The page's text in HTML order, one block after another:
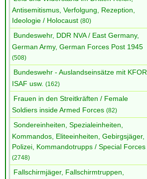
Antisemitismus, Verfolgung, Rezeption,
Ideologie / Holocaust (80)
Bundeswehr, DDR NVA / East Germany,
German Army, German Forces Post 1945
(508)
Bundeswehr - Auslandseinsätze mit KFOR,
ISAF usw. (162)
Frauen in den Streitkräften / Female
Soldiers inside Armed Forces (82)
Sondereinheiten, Spezialeinheiten,
Kommandos, Eliteeinheiten, Gebirgsjäger,
Polizei, Kommandotrupps / Special Forces
(2748)
Fallschirmjäger, Fallschirmtruppen,